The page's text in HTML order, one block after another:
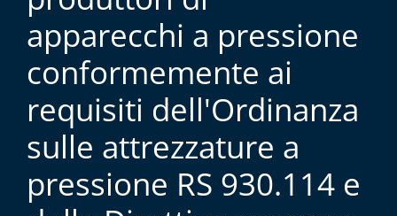
apparecchi a pressione
conformemente ai
requisiti dell'Ordinanza
sulle attrezzature a
pressione RS 930.114 e